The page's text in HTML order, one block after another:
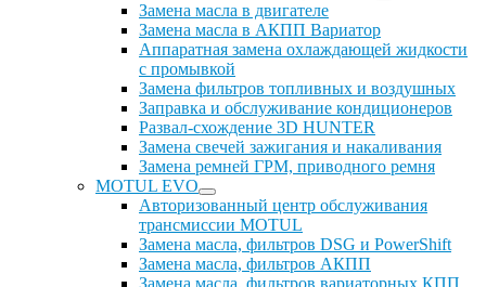
Замена масла в двигателе
Замена масла в АКПП Вариатор
Аппаратная замена охлаждающей жидкости
с промывкой
Замена фильтров топливных и воздушных
Заправка и обслуживание кондиционеров
Развал-схождение 3D HUNTER
Замена свечей зажигания и накаливания
Замена ремней ГРМ, приводного ремня
MOTUL EVO
Авторизованный центр обслуживания
трансмиссии MOTUL
Замена масла, фильтров DSG и PowerShift
Замена масла, фильтров АКПП
Замена масла, фильтров вариаторных КПП